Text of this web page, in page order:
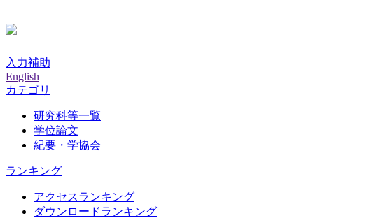
入力補助
English
カテゴリ
研究科等一覧
学位論文
紀要・学協会
ランキング
アクセスランキング
ダウンロードランキング